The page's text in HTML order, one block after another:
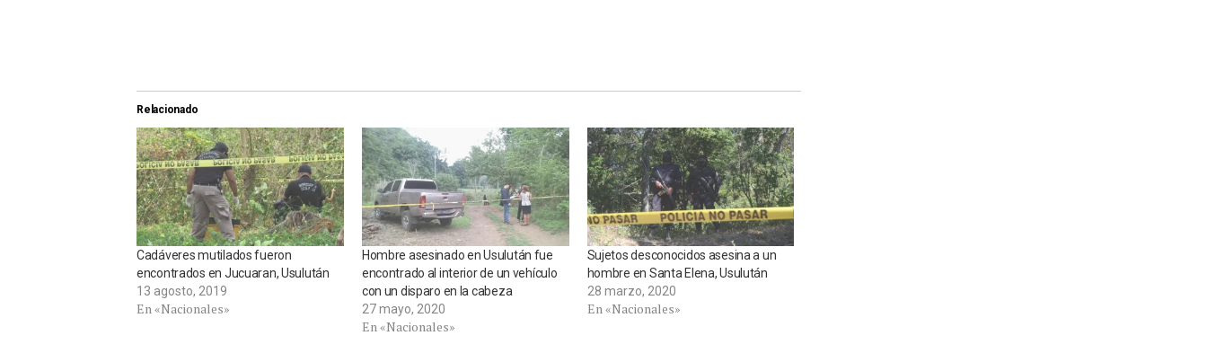
Relacionado
Cadáveres mutilados fueron
encontrados en Jucuaran, Usulután
13 agosto, 2019
En «Nacionales»
Hombre asesinado en Usulután fue
encontrado al interior de un vehículo
con un disparo en la cabeza
27 mayo, 2020
En «Nacionales»
Sujetos desconocidos asesina a un
hombre en Santa Elena, Usulután
28 marzo, 2020
En «Nacionales»